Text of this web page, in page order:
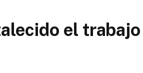
el trabajo